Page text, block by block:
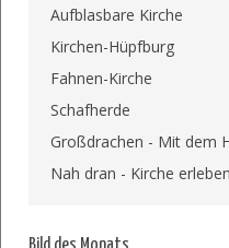
Aufblasbare Kirche
Kirchen-Hüpfburg
Fahnen-Kirche
Schafherde
Großdrachen - Mit dem
Nah dran - Kirche